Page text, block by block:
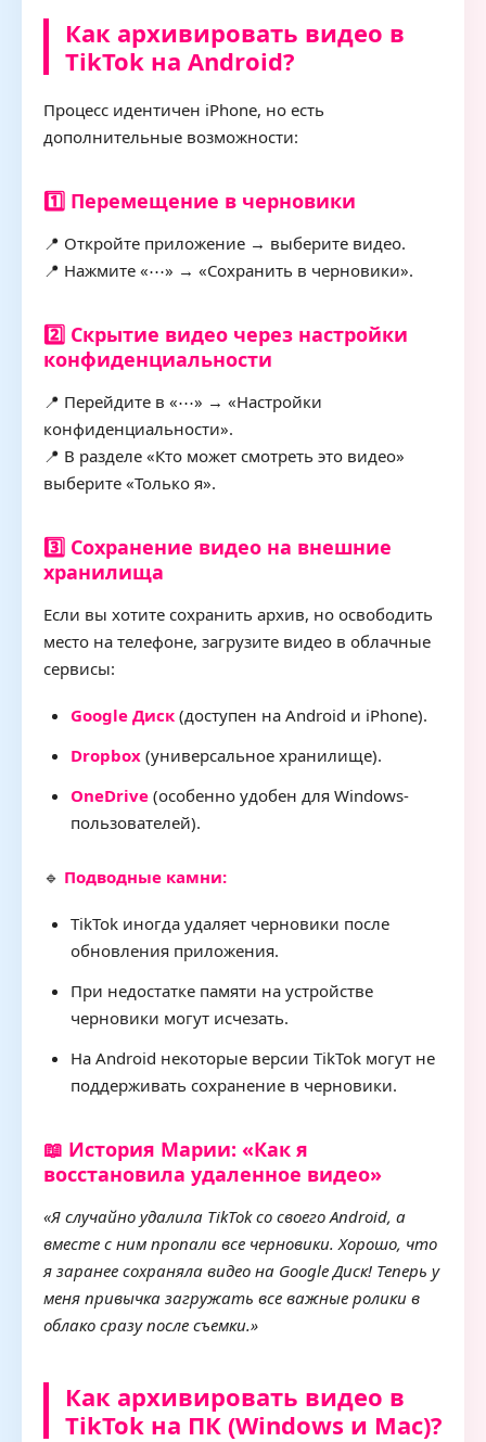
Как архивировать видео в
TikTok на Android?
Процесс идентичен iPhone, но есть
дополнительные возможности:
1️⃣ Перемещение в черновики
📍 Откройте приложение → выберите видео.
📍 Нажмите «⋯» → «Сохранить в черновики».
2️⃣ Скрытие видео через настройки
конфиденциальности
📍 Перейдите в «⋯» → «Настройки
конфиденциальности».
📍 В разделе «Кто может смотреть это видео»
выберите «Только я».
3️⃣ Сохранение видео на внешние
хранилища
Если вы хотите сохранить архив, но освободить
место на телефоне, загрузите видео в облачные
сервисы:
Google Диск (доступен на Android и iPhone).
Dropbox (универсальное хранилище).
OneDrive (особенно удобен для Windows-
пользователей).
🔹 Подводные камни:
TikTok иногда удаляет черновики после
обновления приложения.
При недостатке памяти на устройстве
черновики могут исчезать.
На Android некоторые версии TikTok могут не
поддерживать сохранение в черновики.
📖 История Марии: «Как я
восстановила удаленное видео»
«Я случайно удалила TikTok со своего Android, а
вместе с ним пропали все черновики. Хорошо, что
я заранее сохраняла видео на Google Диск! Теперь у
меня привычка загружать все важные ролики в
облако сразу после съемки.»
Как архивировать видео в
TikTok на ПК (Windows и Mac)?